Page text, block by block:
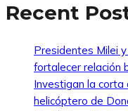
Recent
Presidentes Milei
fortalecer relación
Investigan la corta
helicóptero de